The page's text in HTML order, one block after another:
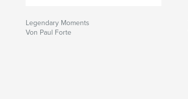
Legendary Moments
Von Paul Forte